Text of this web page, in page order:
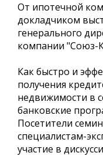
От ипотечной
докладчиком
генерального
компании "Союз-
Как быстро и
получения
недвижимости в
банковские
Посетители
специалистам-
участие в